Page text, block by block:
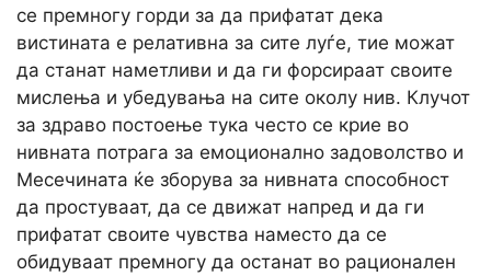
се премногу горди за да прифатат дека
вистината е релативна за сите луѓе, тие можат
да станат наметливи и да ги форсираат своите
мислења и убедувања на сите околу нив. Клучот
за здраво постоење тука често се крие во
нивната потрага за емоционално задоволство и
Месечината ќе зборува за нивната способност
да простуваат, да се движат напред и да ги
прифатат своите чувства наместо да се
обидуваат премногу да останат во рационален